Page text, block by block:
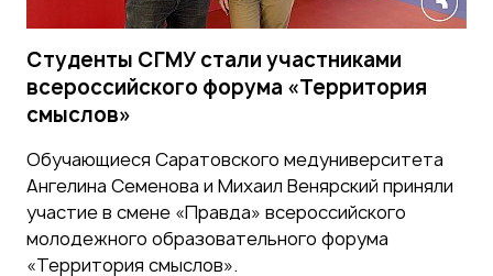
Студенты СГМУ стали участниками
всероссийского форума «Территория
смыслов»
Обучающиеся Саратовского медуниверситета
Ангелина Семенова и Михаил Венярский приняли
участие в смене «Правда» всероссийского
молодежного образовательного форума
«Территория смыслов».